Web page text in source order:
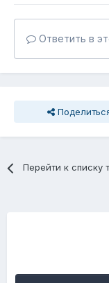
Ответить в
Перейти к списку